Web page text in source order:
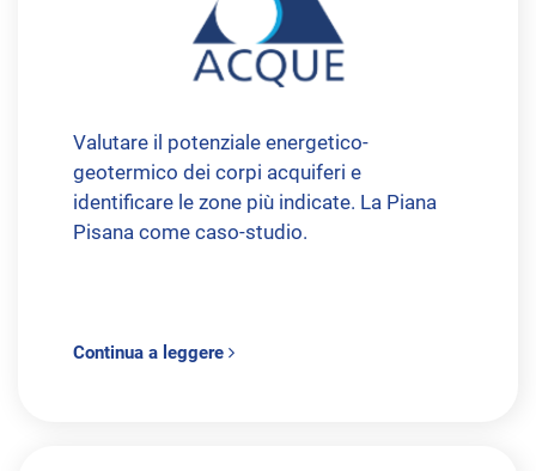
Valutare il potenziale energetico-
geotermico dei corpi acquiferi e
identificare le zone più indicate. La Piana
Pisana come caso-studio.
Continua a leggere